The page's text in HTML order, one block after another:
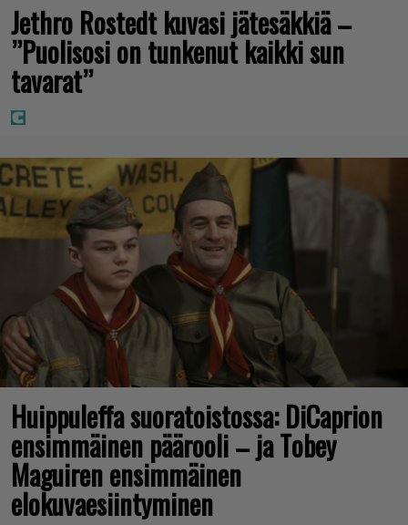
Jethro Rostedt kuvasi jätesäkkiä –
”Puolisosi on tunkenut kaikki sun
tavarat”
Huippuleffa suoratoistossa: DiCaprion
ensimmäinen päärooli – ja Tobey
Maguiren ensimmäinen
elokuvaesiintyminen